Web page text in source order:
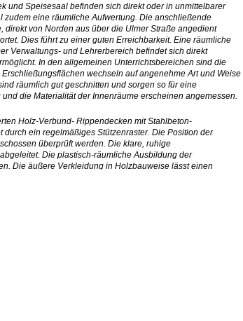
und Speisesaal befinden sich direkt oder in unmittelbarer
zudem eine räumliche Aufwertung. Die anschließende
von Norden aus über die Ulmer Straße angedient
Dies führt zu einer guten Erreichbarkeit. Eine räumliche
Verwaltungs- und Lehrerbereich befindet sich direkt
In den allgemeinen Unterrichtsbereichen sind die
wechseln auf angenehme Art und Weise
räumlich gut geschnitten und sorgen so für eine
die Materialität der Innenräume erscheinen angemessen.
Holz-Verbund- Rippendecken mit Stahlbeton-
ein regelmäßiges Stützenraster. Die Position der
überprüft werden. Die klare, ruhige
Die plastisch-räumliche Ausbildung der
Die äußere Verkleidung in Holzbauweise lässt einen